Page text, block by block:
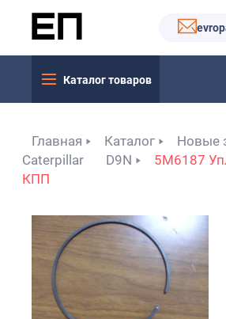
Каталог товаров
Главная Каталог
Новые
Caterpillar
D9N
5M6187
КПП